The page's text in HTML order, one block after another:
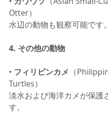
Otter）
水辺の動物も観察可能です。
4. その他の動物
• フィリピンカメ （
Turtles）
淡水および海洋カメが保護
す。